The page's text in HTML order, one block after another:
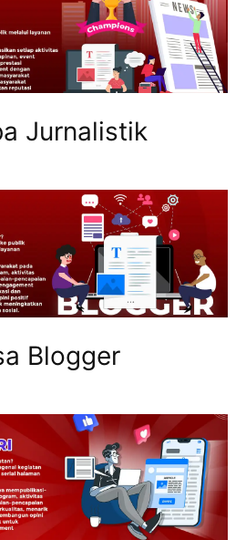
Jurnalistik
Blogger